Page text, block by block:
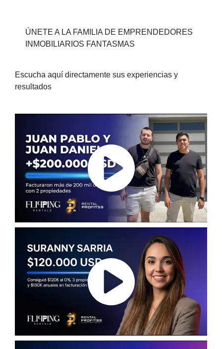
ÚNETE A LA FAMILIA DE EMPRENDEDORES
INMOBILIARIOS FANTASMAS
Escucha aquí directamente sus experiencias y
resultados